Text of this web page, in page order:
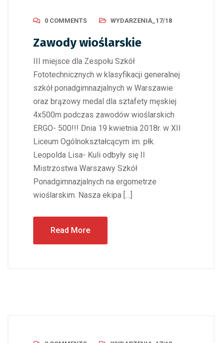
0 COMMENTS WYDARZENIA_17/18
Zawody wioślarskie
III miejsce dla Zespołu Szkół
Fototechnicznych w klasyfikacji generalnej
szkół ponadgimnazjalnych w Warszawie
oraz brązowy medal dla sztafety męskiej
4x500m podczas zawodów wioślarskich
ERGO- 500!!! Dnia 19 kwietnia 2018r. w XII
Liceum Ogólnokształcącym im. płk.
Leopolda Lisa- Kuli odbyły się II
Mistrzostwa Warszawy Szkół
Ponadgimnazjalnych na ergometrze
wioślarskim. Nasza ekipa […]
Read More